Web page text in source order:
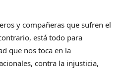
y compañeras que sufren el
está todo para
que nos toca en la
contra la injusticia,